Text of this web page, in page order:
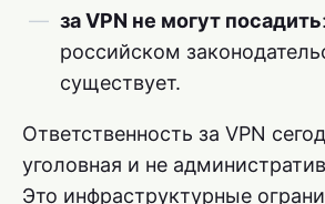
за VPN не могут посадить
российском
существует.
Ответственность за VPN
уголовная и не
Это инфраструктурные